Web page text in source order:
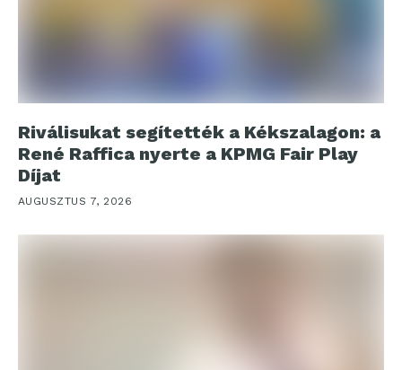
Riválisukat segítették a Kékszalagon: a
René Raffica nyerte a KPMG Fair Play
Díjat
AUGUSZTUS 7, 2026